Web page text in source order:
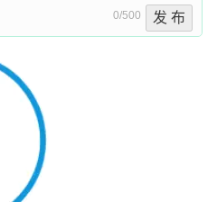
0/500 发 布